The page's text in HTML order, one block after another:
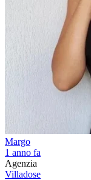
Margo
1 anno fa
Agenzia
Villadose